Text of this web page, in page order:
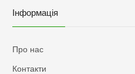
Інформація
Про нас
Контакти